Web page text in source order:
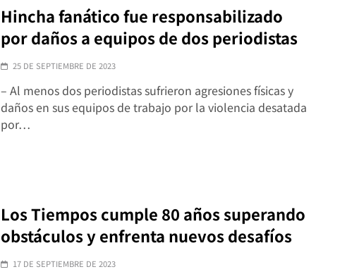
Hincha fanático fue responsabilizado
por daños a equipos de dos periodistas
25 DE SEPTIEMBRE DE 2023
– Al menos dos periodistas sufrieron agresiones físicas y
daños en sus equipos de trabajo por la violencia desatada
por…
Los Tiempos cumple 80 años superando
obstáculos y enfrenta nuevos desafíos
17 DE SEPTIEMBRE DE 2023